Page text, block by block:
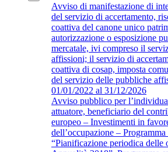
Avviso di manifestazione di
del servizio di accertamento,
coattiva del canone unico
autorizzazione o esposizione
mercatale, ivi compreso il
affissioni; il servizio di
coattiva di cosap, imposta
del servizio delle pubbliche
01/01/2022 al 31/12/2026
Avviso pubblico per
attuatore, beneficiario del
europeo – Investimenti in
dell’occupazione –
“Pianificazione periodica delle